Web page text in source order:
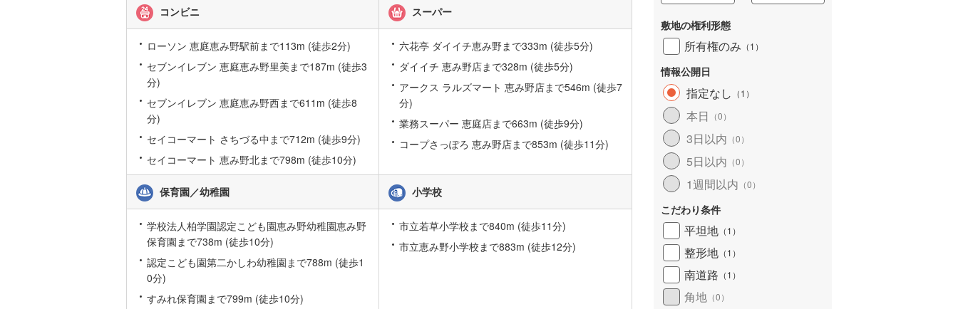
コンビニ スーパー
ローソン 恵庭恵み野駅前まで113m (徒歩2分)
セブンイレブン 恵庭恵み野里美まで187m (徒歩3
分)
セブンイレブン 恵庭恵み野西まで611m (徒歩8
分)
セイコーマート さちづる中まで712m (徒歩9分)
セイコーマート 恵み野北まで798m (徒歩10分)
六花亭 ダイイチ恵み野まで333m (徒歩5分)
ダイイチ 恵み野店まで328m (徒歩5分)
アークス ラルズマート 恵み野店まで546m (徒歩7
分)
業務スーパー 恵庭店まで663m (徒歩9分)
コープさっぽろ 恵み野店まで853m (徒歩11分)
保育園／幼稚園 小学校
学校法人柏学園認定こども園恵み野幼稚園恵み野
保育園まで738m (徒歩10分)
認定こども園第二かしわ幼稚園まで788m (徒歩1
0分)
すみれ保育園まで799m (徒歩10分)
市立若草小学校まで840m (徒歩11分)
市立恵み野小学校まで883m (徒歩12分)
敷地の権利形態
所有権のみ （1 ）
情報公開日
指定なし （1 ）
本日 （0）
3日以内 （0）
5日以内 （0）
1週間以内 （0）
こだわり条件
平坦地 （1 ）
整形地 （1 ）
南道路 （1 ）
角地 （0）